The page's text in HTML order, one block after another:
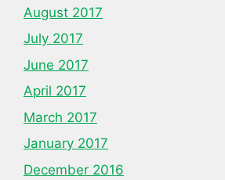
August 2017
July 2017
June 2017
April 2017
March 2017
January 2017
December 2016